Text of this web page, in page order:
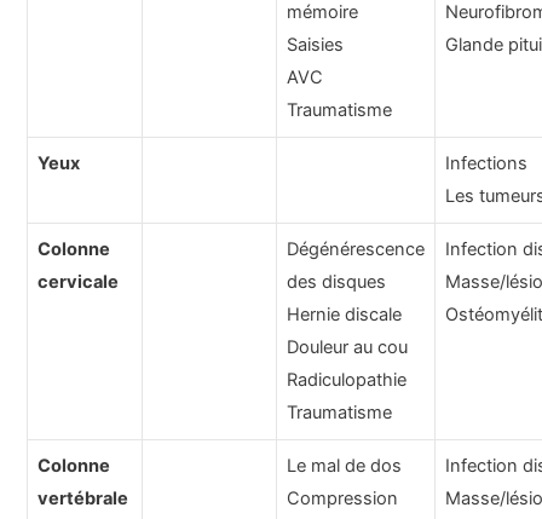
mémoire
Saisies
AVC
Traumatisme
Glande
Yeux
Infections
Les
Colonne
cervicale
Dégénérescence
des disques
Hernie discale
Douleur au cou
Radiculopathie
Traumatisme
Infection
Masse/
Colonne
vertébrale
Le mal de dos
Compression
Infection
Masse/